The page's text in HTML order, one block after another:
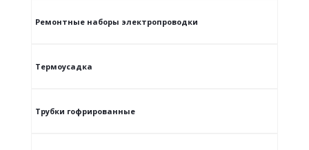
Ремонтные наборы электропроводки
Термоусадка
Трубки гофрированные